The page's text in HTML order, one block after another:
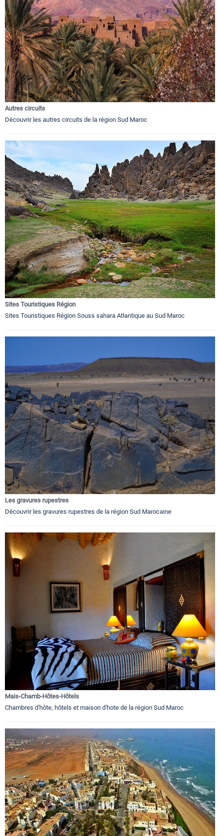
Autres circuits
Découvrir les autres circuits de la région Sud Maroc
Sites Touristiques Région
Sites Touristiques Région Souss sahara Atlantique au Sud Maroc
Les gravures rupestres
Découvrir les gravures rupestres de la région Sud Marocaine
Mais-Chamb-Hôtes-Hôtels
Chambres d'hôte, hôtels et maison d'hote de la région Sud Maroc